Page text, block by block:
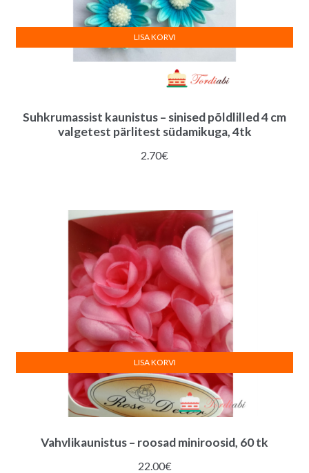
Suhkrumassist kaunistus – sinised põldlilled 4 cm
valgetest pärlitest südamikuga, 4tk
2.70€
LISA KORVI
Vahvlikaunistus – roosad miniroosid, 60 tk
22.00€
LISA KORVI